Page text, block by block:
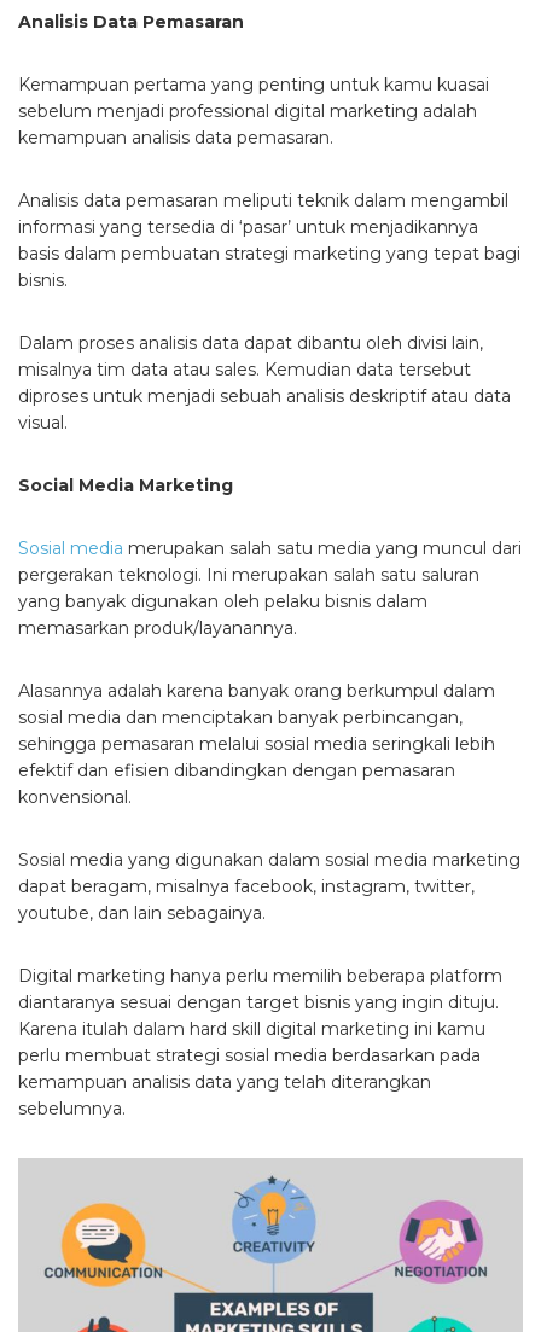
Analisis Data Pemasaran
Kemampuan pertama yang penting untuk kamu kuasai
sebelum menjadi professional digital marketing adalah
kemampuan analisis data pemasaran.
Analisis data pemasaran meliputi teknik dalam mengambil
informasi yang tersedia di ‘pasar’ untuk menjadikannya
basis dalam pembuatan strategi marketing yang tepat bagi
bisnis.
Dalam proses analisis data dapat dibantu oleh divisi lain,
misalnya tim data atau sales. Kemudian data tersebut
diproses untuk menjadi sebuah analisis deskriptif atau data
visual.
Social Media Marketing
Sosial media merupakan salah satu media yang muncul dari
pergerakan teknologi. Ini merupakan salah satu saluran
yang banyak digunakan oleh pelaku bisnis dalam
memasarkan produk/layanannya.
Alasannya adalah karena banyak orang berkumpul dalam
sosial media dan menciptakan banyak perbincangan,
sehingga pemasaran melalui sosial media seringkali lebih
efektif dan efisien dibandingkan dengan pemasaran
konvensional.
Sosial media yang digunakan dalam sosial media marketing
dapat beragam, misalnya facebook, instagram, twitter,
youtube, dan lain sebagainya.
Digital marketing hanya perlu memilih beberapa platform
diantaranya sesuai dengan target bisnis yang ingin dituju.
Karena itulah dalam hard skill digital marketing ini kamu
perlu membuat strategi sosial media berdasarkan pada
kemampuan analisis data yang telah diterangkan
sebelumnya.